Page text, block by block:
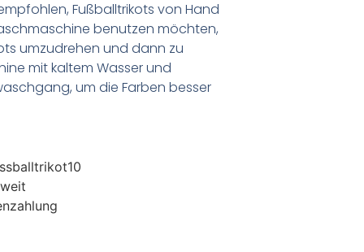
Fußballtrikots von Hand
benutzen möchten,
umzudrehen und dann zu
mit kaltem Wasser und
um die Farben besser